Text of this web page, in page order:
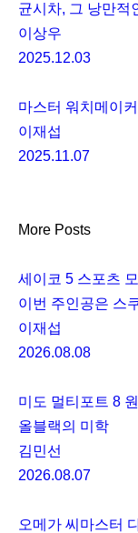
균시차, 그 낭만적
이상우
2025.12.03
마스터 워치메이
이재섭
2025.11.07
More Posts
세이코 5 스포츠
이번 주인공은 스
이재섭
2026.08.08
미도 멀티포트 8
올블랙의 미학
김민선
2026.08.07
오메가 씨마스터